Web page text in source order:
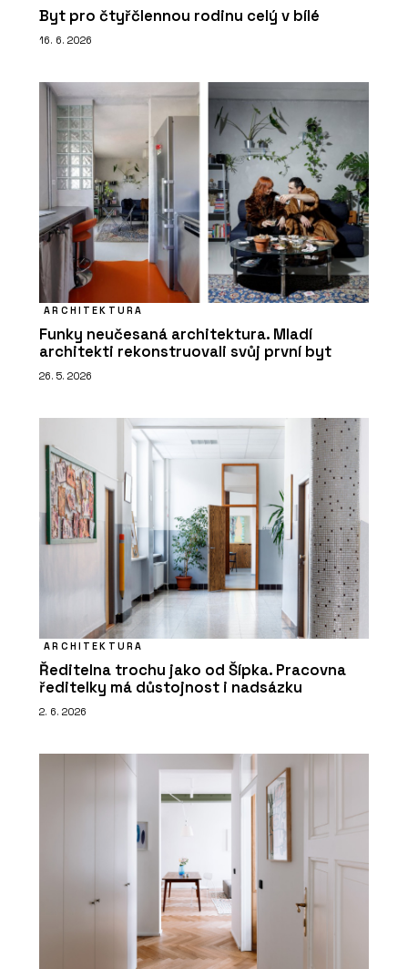
Byt pro čtyřčlennou rodinu celý v bílé
16. 6. 2026
ARCHITEKTURA
Funky neučesaná architektura. Mladí
architekti rekonstruovali svůj první byt
26. 5. 2026
ARCHITEKTURA
Ředitelna trochu jako od Šípka. Pracovna
ředitelky má důstojnost i nadsázku
2. 6. 2026